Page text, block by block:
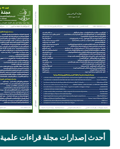
أحدث إصدارات مجلة قراءات علمية